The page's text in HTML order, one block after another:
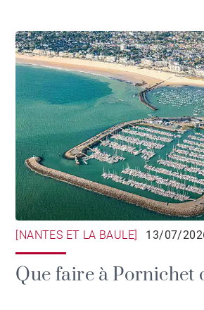
[NANTES ET LA BAULE] 13/07/
Que faire à Pornichet